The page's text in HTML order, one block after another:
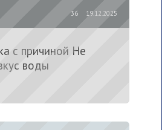
19.12.2025
36
с причиной Не
воды